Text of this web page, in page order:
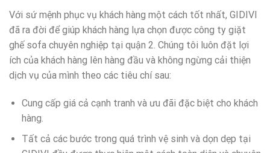
Với sứ mệnh phục vụ khách hàng một cách tốt nhất, GIDIVI
đã ra đời để giúp khách hàng lựa chọn được công ty giặt
ghế sofa chuyên nghiệp tại quận 2. Chúng tôi luôn đặt lợi
ích của khách hàng lên hàng đầu và không ngừng cải thiện
dịch vụ của mình theo các tiêu chí sau:
Cung cấp giá cả cạnh tranh và ưu đãi đặc biệt cho khách
hàng.
Tất cả các bước trong quá trình vệ sinh và dọn dẹp tại